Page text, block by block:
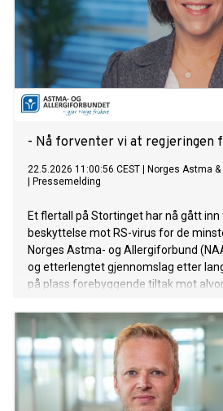
- Nå forventer vi at regjeringen
22.5.2026 11:00:56 CEST
Norges Astma
Pressemelding
Et flertall på Stortinget har nå gått
beskyttelse mot RS-virus for de
Norges Astma- og Allergiforbund
og etterlengtet gjennomslag etter
på plass forebyggende tiltak mot